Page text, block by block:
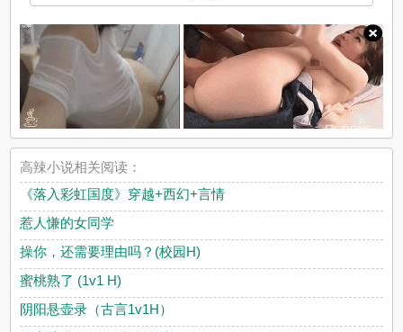
高辣小说相关阅读：
《落入彩虹国度》穿越+西幻+言情
惹人慊的女同学
操你，还需要理由吗？(校园H)
蜜桃熟了 (1v1 H)
阴阳悬壶录（古言1v1H）